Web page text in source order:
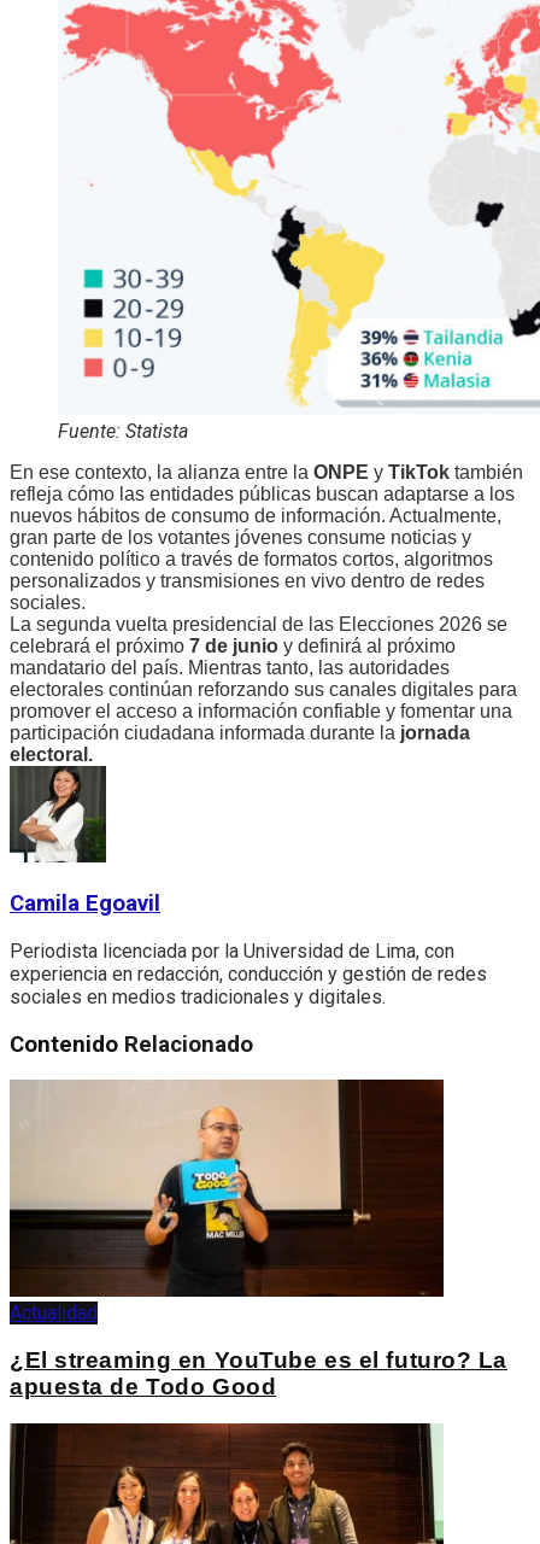
Fuente: Statista
En ese contexto, la alianza entre la ONPE y TikTok también
refleja cómo las entidades públicas buscan adaptarse a los
nuevos hábitos de consumo de información. Actualmente,
gran parte de los votantes jóvenes consume noticias y
contenido político a través de formatos cortos, algoritmos
personalizados y transmisiones en vivo dentro de redes
sociales.
La segunda vuelta presidencial de las Elecciones 2026 se
celebrará el próximo 7 de junio y definirá al próximo
mandatario del país. Mientras tanto, las autoridades
electorales continúan reforzando sus canales digitales para
promover el acceso a información confiable y fomentar una
participación ciudadana informada durante la jornada
electoral.
Camila Egoavil
Periodista licenciada por la Universidad de Lima, con
experiencia en redacción, conducción y gestión de redes
sociales en medios tradicionales y digitales.
Contenido Relacionado
Actualidad
¿El streaming en YouTube es el futuro? La
apuesta de Todo Good